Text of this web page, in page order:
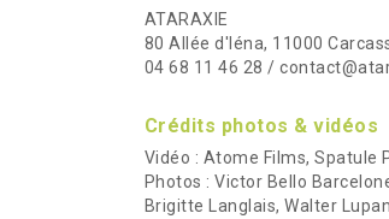
ATARAXIE
80 Allée d'Iéna, 11000
04 68 11 46 28 /
Crédits photos & vidéos
Vidéo : Atome Films, Spatule
Photos : Victor Bello
Brigitte Langlais, Walter